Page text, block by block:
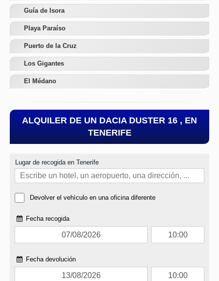
Guía de Isora
Playa Paraíso
Puerto de la Cruz
Los Gigantes
El Médano
ALQUILER DE UN DACIA DUSTER 16 , EN
TENERIFE